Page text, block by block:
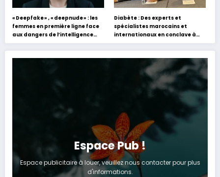
« Deepfake » , « deepnude » : les
femmes en première ligne face
aux dangers de l’intelligence
artificielle
Diabète : Des experts et
spécialistes marocains et
internationaux en conclave à
Tanger
Espace Pub !
Espace publicitaire à louer, veuillez nous contacter pour plus
d'informations.